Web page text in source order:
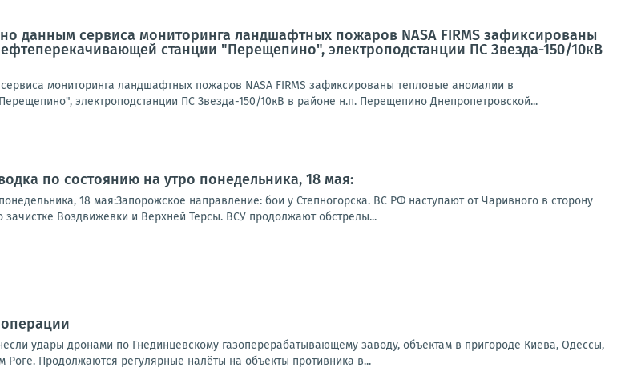
данным сервиса мониторинга ландшафтных пожаров NASA FIRMS зафиксированы
станции "Перещепино", электроподстанции ПС Звезда-150/10кВ
мониторинга ландшафтных пожаров NASA FIRMS зафиксированы тепловые аномалии в
электроподстанции ПС Звезда-150/10кВ в районе н.п. Перещепино Днепропетровской...
по состоянию на утро понедельника, 18 мая:
18 мая:Запорожское направление: бои у Степногорска. ВС РФ наступают от Чаривного в сторону
зачистке Воздвижевки и Верхней Терсы. ВСУ продолжают обстрелы...
удары дронами по Гнединцевскому газоперерабатывающему заводу, объектам в пригороде Киева, Одессы,
Роге. Продолжаются регулярные налёты на объекты противника в...